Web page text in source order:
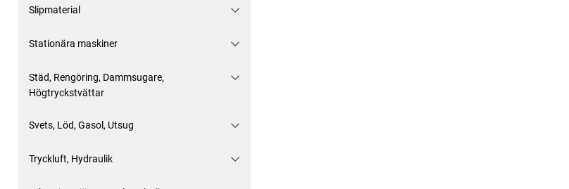
Slipmaterial
Stationära maskiner
Städ, Rengöring, Dammsugare,
Högtryckstvättar
Svets, Löd, Gasol, Utsug
Tryckluft, Hydraulik